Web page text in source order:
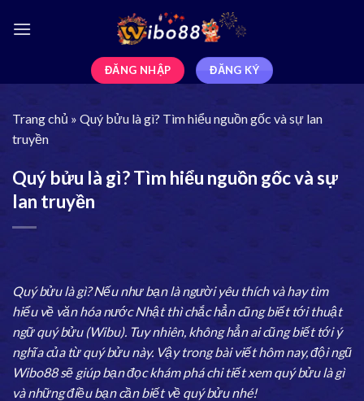
ĐĂNG NHẬP ĐĂNG KÝ
Trang chủ » Quý bửu là gì? Tìm hiểu nguồn gốc và sự lan
truyền
Quý bửu là gì? Tìm hiểu nguồn gốc và sự
lan truyền
Quý bửu là gì? Nếu như bạn là người yêu thích và hay tìm
hiểu về văn hóa nước Nhật thì chắc hẳn cũng biết tới thuật
ngữ quý bửu (Wibu). Tuy nhiên, không hẳn ai cũng biết tới ý
nghĩa của từ quý bửu này. Vậy trong bài viết hôm nay, đội ngũ
Wibo88sẽ giúp bạn đọc khám phá chi tiết xem quý bửu là gì
và những điều bạn cần biết về quý bửu nhé!